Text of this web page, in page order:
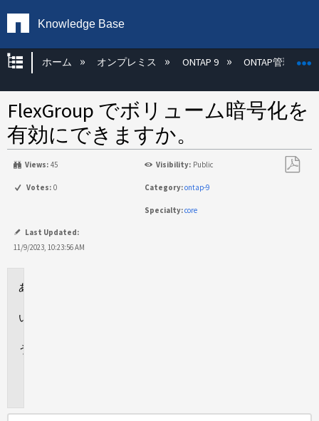
Knowledge Base
グローバル階層を展開/折りたたむ
ホーム オンプレミス ONTAP 9 ONTAP管理
FlexGroup でボリューム暗号化を
有効にできますか。
Views: 45 Visibility: Public
Votes: 0 Category:ontap-9
Specialty:core
Last Updated:
11/9/2023, 10:23:56 AM